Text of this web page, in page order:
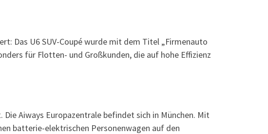
Das U6 SUV-Coupé wurde mit dem Titel „Firmenauto
für Flotten- und Großkunden, die auf hohe Effizienz
Aiways Europazentrale befindet sich in München. Mit
batterie-elektrischen Personenwagen auf den